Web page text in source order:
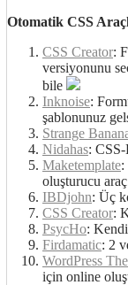
Otomatik CSS
CSS Creator:
versiyonunu
bile
Inknoise:
şablonunuz
Strange
Nidahas: CSS-
Maketemplate:
oluşturucu
IBDjohn: Üç
CSS Creator:
PsycHo:
Firdamatic: 2
WordPress
için online